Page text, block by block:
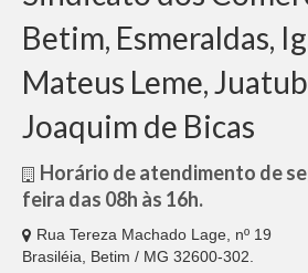
Material de construção
maquinismo de Betim
Notícias
Fotos
Betim, Esmeraldas,
Mateus Leme,
Joaquim de Bicas
Horário de atendimento de
feira das 08h às 16h.
Rua Tereza Machado Lage, nº 19
Brasiléia, Betim / MG 32600-302.